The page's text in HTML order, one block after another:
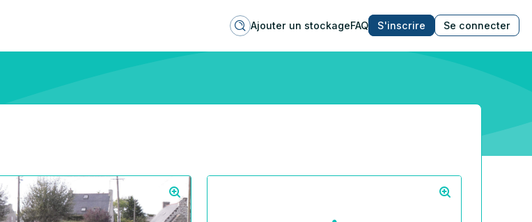
Ajouter un stockageFAQ S'inscrire Se connecter